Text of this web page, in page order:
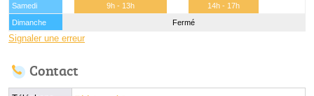
Samedi
9h - 13h
14h - 17h
Dimanche
Fermé
Signaler une erreur
Contact